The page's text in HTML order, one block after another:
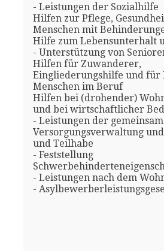
- Leistungen der Sozialhilfe
Hilfen zur Pflege,
Menschen mit
Hilfe zum Lebensunterhalt
- Unterstützung von
Hilfen für Zuwanderer,
Eingliederungshilfe und für
Menschen im Beruf
Hilfen bei (drohender)
und bei wirtschaftlicher
- Leistungen der
Versorgungsverwaltung
und Teilhabe
- Feststellung
- Leistungen nach dem
-